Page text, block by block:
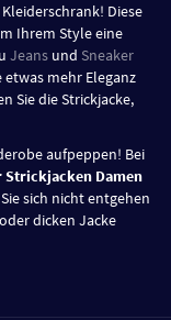
Diese
Ihrem Style eine
Jeans und Sneaker
mehr Eleganz
Sie die Strickjacke,
aufpeppen! Bei
Strickjacken Damen
sich nicht entgehen
dicken Jacke